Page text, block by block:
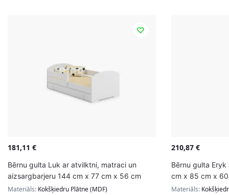
181,11 €
Bērnu gulta Luk ar atvilktni, matraci un
aizsargbarjeru 144 cm x 77 cm x 56 cm
Materiāls: Kokšķiedru Plātne (MDF)
210,87 €
Bērnu gulta
cm x 85 cm x
Materiāls: